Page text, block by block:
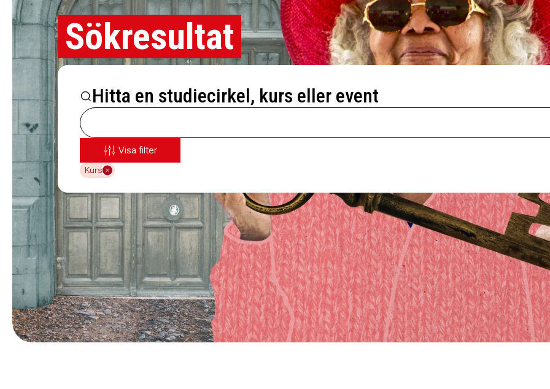
Sökresultat
Hitta en studiecirkel, kurs eller event
Visa filter
Kurs